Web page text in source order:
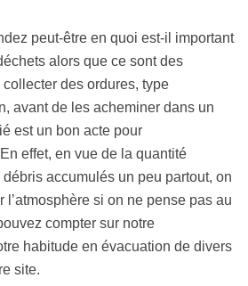
peut-être en quoi est-il important
alors que ce sont des
des ordures, type
avant de les acheminer dans un
est un bon acte pour
effet, en vue de la quantité
accumulés un peu partout, on
l’atmosphère si on ne pense pas au
compter sur notre
habitude en évacuation de divers
site.